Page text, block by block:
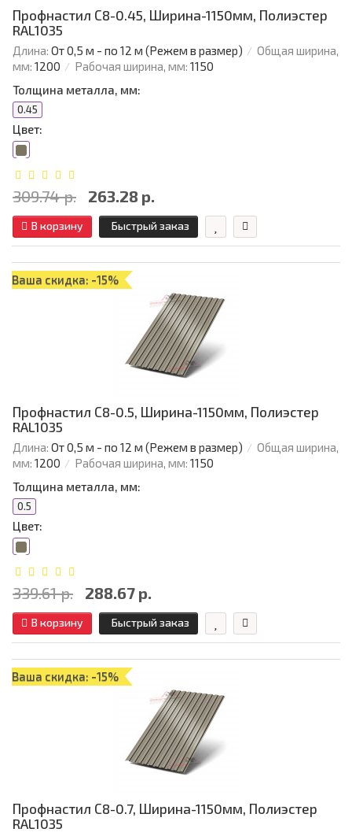
Профнастил С8-0.45, Ширина-1150мм, Полиэстер
RAL1035
Длина: От 0,5 м - по 12 м (Режем в размер)
Общая ширина,
мм: 1200 Рабочая ширина, мм: 1150
Толщина металла, мм:
0.45
Цвет:
309.74 р. 263.28 р.
В корзину Быстрый заказ
Ваша скидка: -15%
Профнастил С8-0.5, Ширина-1150мм, Полиэстер
RAL1035
Длина: От 0,5 м - по 12 м (Режем в размер)
Общая ширина,
мм: 1200 Рабочая ширина, мм: 1150
Толщина металла, мм:
0.5
Цвет:
339.61 р. 288.67 р.
В корзину Быстрый заказ
Ваша скидка: -15%
Профнастил С8-0.7, Ширина-1150мм, Полиэстер
RAL1035